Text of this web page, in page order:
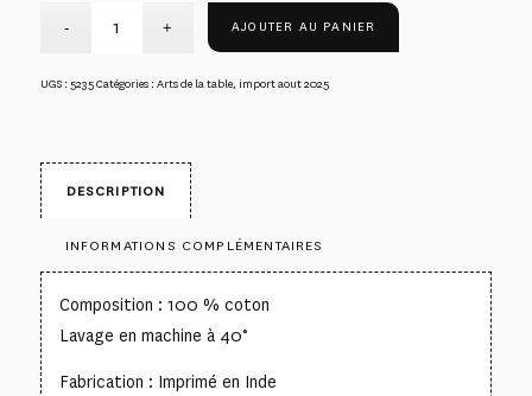
AJOUTER AU PANIER
UGS : 5235Catégories :Arts de la table, import aout 2025
DESCRIPTION
INFORMATIONS COMPLÉMENTAIRES
Composition : 100 % coton
Lavage en machine à 40°
Fabrication : Imprimé en Inde